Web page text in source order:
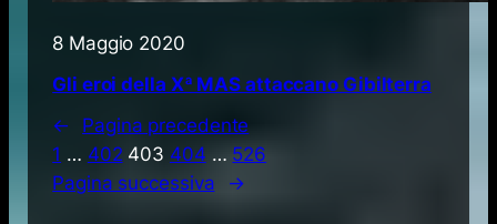
8 Maggio 2020
Gli eroi della Xª MAS attaccano Gibilterra
←
Pagina precedente
1 … 402 403 404 … 526
Pagina successiva
→